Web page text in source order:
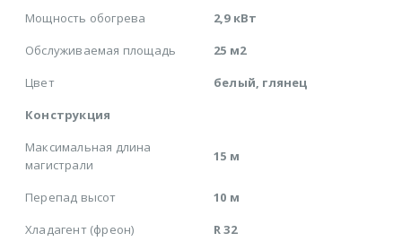
Мощность обогрева
2,9 кВт
Обслуживаемая площадь
25 м2
Цвет
белый, глянец
Конструкция
Максимальная длина
магистрали
15 м
Перепад высот
10 м
Хладагент (фреон)
R 32